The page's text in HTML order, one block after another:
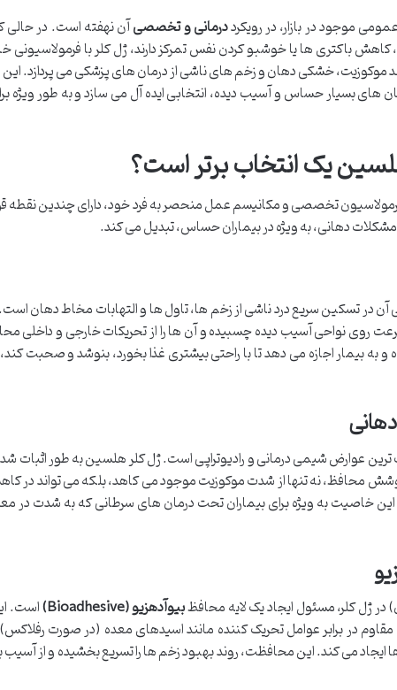
موجود در بازار، در رویکرددرمانی و تخصصیآن نهفته است. در حالی
باکتری ها یا خوشبو کردن نفس تمرکز دارند، ژل کلر با فرمولاسیونی
خشکی دهان و زخم های ناشی از درمان های پزشکی می پردازد.
های بسیار حساس و آسیب دیده، انتخابی ایده آل می سازد و به طور ویژه
یک انتخاب برتر است؟
تخصصی و مکانیسم عمل منحصر به فرد خود، دارای چندین
مشکلات دهانی، به ویژه در بیماران حساس، تبدیل می کند.
آن در تسکین سریع درد ناشی از زخم ها، تاول ها و التهابات مخاط دهان
روی نواحی آسیب دیده چسبیده و آن ها را از تحریکات خارجی و داخلی
به بیمار اجازه می دهد تا با راحتی بیشتری غذا بخورد، بنوشد و صحبت کند،
ترین عوارض شیمی درمانی و رادیوتراپی است. ژل کلر هلسین به طور اثبات
محافظ، نه تنها از شدت موکوزیت موجود می کاهد، بلکه می تواند در
خاصیت به ویژه برای بیماران تحت درمان های سرطانی که به شدت در
بیوآدهزیو (Bioadhesive) است.
در برابر عوامل تحریک کننده مانند اسیدهای معده (در صورت رفلاکس)،
می کند. این محافظت، روند بهبود زخم ها را تسریع بخشیده و از